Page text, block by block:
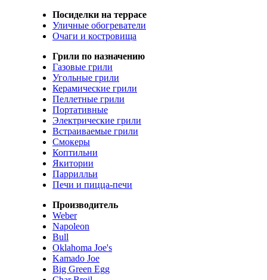
Посиделки на террасе
Уличные обогреватели
Очаги и костровища
Грили по назначению
Газовые грили
Угольные грили
Керамические грили
Пеллетные грили
Портативные
Электрические грили
Встраиваемые грили
Смокеры
Коптильни
Якитории
Паррилльи
Печи и пицца-печи
Производитель
Weber
Napoleon
Bull
Oklahoma Joe's
Kamado Joe
Big Green Egg